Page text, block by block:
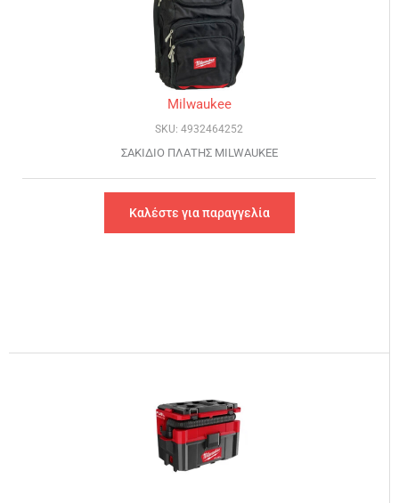
Milwaukee
SKU: 4932464252
ΣΑΚΙΔΙΟ ΠΛΑΤΗΣ MILWAUKEE
Καλέστε για παραγγελία